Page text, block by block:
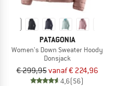
PATAGONIA
Women's Down Sweater Hoody
Donsjack
€ 299,95vanaf € 224,96
4,6(56)